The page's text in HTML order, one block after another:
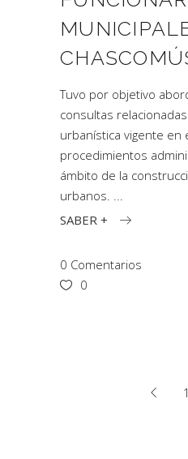
Tuvo por objetivo
consultas
urbanística vigente en
procedimientos
ámbito de la
urbanos.
SABER +
0 Comentarios
0
1